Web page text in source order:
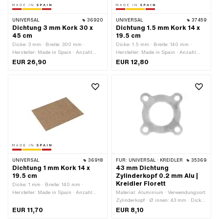
UNIVERSAL 36920
Dichtung 3 mm Kork 30 x
45 cm
Dicke: 3 mm · Breite: 300 mm ·
Hersteller: Made in Spain · Anzahl
Bestandteile: 1 Stk. · Material: Kork ·
Farbe: braun · Gesamtlänge: 450 mm
EUR 26,90
UNIVERSAL 37459
Dichtung 1.5 mm Kork 14 x
19.5 cm
Dicke: 1.5 mm · Breite: 140 mm ·
Hersteller: Made in Spain · Anzahl
Bestandteile: 1 Stk. · Material: Kork ·
Farbe: braun · Gesamtlänge: 195 mm
EUR 12,80
UNIVERSAL 36918
Dichtung 1 mm Kork 14 x
19.5 cm
Dicke: 1 mm · Breite: 140 mm ·
Hersteller: Made in Spain · Anzahl
Farbe: braun · Gesamtlänge: 195 mm
EUR 11,70
FÜR: UNIVERSAL · KREIDLER 35369
43 mm Dichtung
Zylinderkopf 0.2 mm Alu |
Kreidler Florett
Material: Aluminium · Verwendungsort:
Zylinderkopf · Ø innen: 43 mm · Dicke:
0.2 mm · Nenndurchmesser: 43 mm ·
Lochbild [mm]: 55 x 55
EUR 8,10